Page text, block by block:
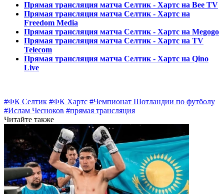
Прямая трансляция матча Селтик - Хартс на Bee TV
Прямая трансляция матча Селтик - Хартс на
Freedom Media
Прямая трансляция матча Селтик - Хартс на Megogo
Прямая трансляция матча Селтик - Хартс на TV
Telecom
Прямая трансляция матча Селтик - Хартс на Qino
Live
#ФК Селтик #ФК Хартс #Чемпионат Шотландии по футболу
#Ислам Чесноков #прямая трансляция
Читайте также